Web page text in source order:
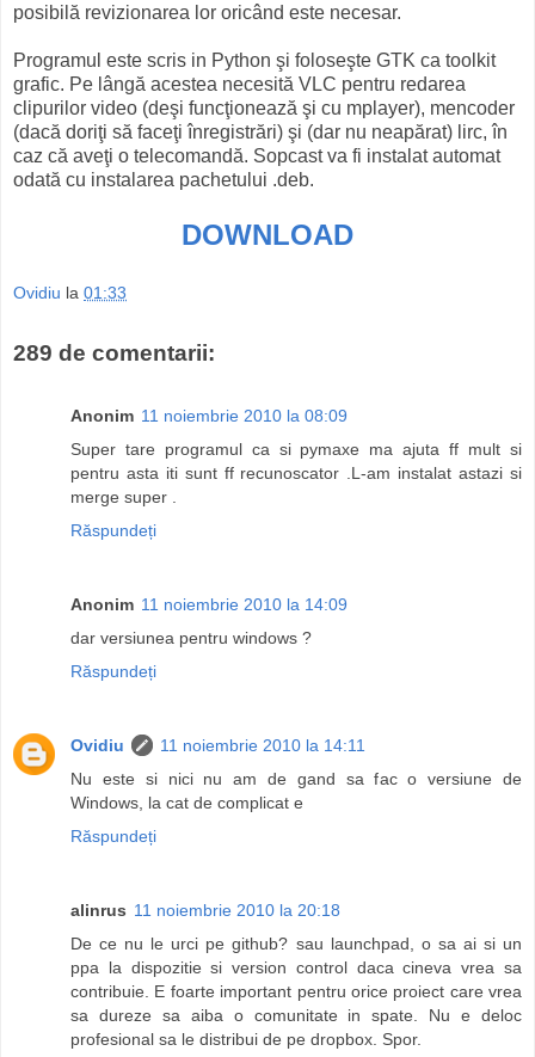
posibilă revizionarea lor oricând este necesar.
Programul este scris in Python şi foloseşte GTK ca toolkit
grafic. Pe lângă acestea necesită VLC pentru redarea
clipurilor video (deşi funcţionează şi cu mplayer), mencoder
(dacă doriţi să faceţi înregistrări) şi (dar nu neapărat) lirc, în
caz că aveţi o telecomandă. Sopcast va fi instalat automat
odată cu instalarea pachetului .deb.
DOWNLOAD
Ovidiu la 01:33
289 de comentarii:
Anonim 11 noiembrie 2010 la 08:09
Super tare programul ca si pymaxe ma ajuta ff mult si
pentru asta iti sunt ff recunoscator .L-am instalat astazi si
merge super .
Răspundeți
Anonim 11 noiembrie 2010 la 14:09
dar versiunea pentru windows ?
Răspundeți
Ovidiu
11 noiembrie 2010 la 14:11
Nu este si nici nu am de gand sa fac o versiune de
Windows, la cat de complicat e
Răspundeți
alinrus 11 noiembrie 2010 la 20:18
De ce nu le urci pe github? sau launchpad, o sa ai si un
ppa la dispozitie si version control daca cineva vrea sa
contribuie. E foarte important pentru orice proiect care vrea
sa dureze sa aiba o comunitate in spate. Nu e deloc
profesional sa le distribui de pe dropbox. Spor.